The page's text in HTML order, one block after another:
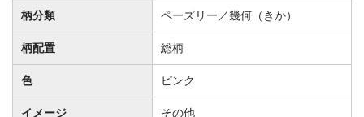
柄分類 ペーズリー／幾何（きか）
柄配置 総柄
色 ピンク
イメージ その他